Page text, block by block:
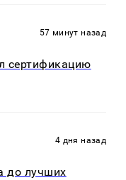
57 минут назад
сертификацию
4 дня назад
до лучших